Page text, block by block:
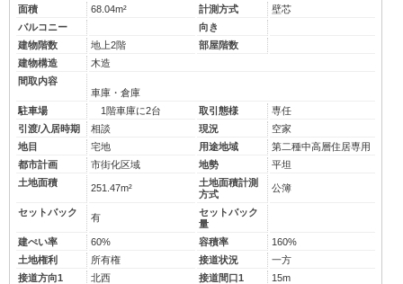
面積
68.04m² 計測方式
壁芯
バルコニー
向き
建物階数
地上2階
部屋階数
建物構造
木造
間取内容
車庫・倉庫
駐車場
1階車庫に2台 取引態様
専任
引渡/入居時期
相談 現況
空家
地目
宅地 用途地域
第二種中高層住居専用
都市計画
市街化区域 地勢
平坦
土地面積
251.47m²
土地面積計測
方式
公簿
セットバック 有
セットバック
量
建ぺい率
60% 容積率
160%
土地権利
所有権 接道状況
一方
接道方向1
北西 接道間口1
15m